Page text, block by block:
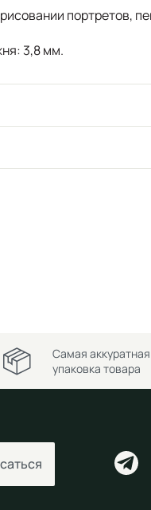
портретов,
3,8 мм.
Самая
упаковка товара